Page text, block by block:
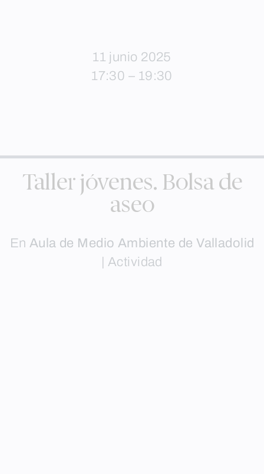
11 junio 2025
17:30 – 19:30
Taller jóvenes. Bolsa de
aseo
En Aula de Medio Ambiente de Valladolid
Actividad